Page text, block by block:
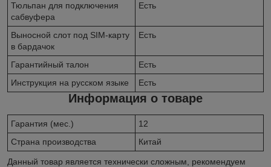
Тюльпан для подключения
сабвуфера
Есть
Выносной слот под SIM-карту
в бардачок
Есть
Гарантийный талон
Есть
Инструкция на русском языке
Есть
Информация о товаре
Гарантия (мес.)
12
Страна производства
Китай
Данный товар является технически сложным, рекомендуем